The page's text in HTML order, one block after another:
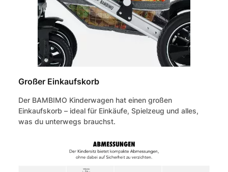
Großer Einkaufskorb
Der BAMBIMO Kinderwagen hat einen großen
Einkaufskorb – ideal für Einkäufe, Spielzeug und alles,
was du unterwegs brauchst.